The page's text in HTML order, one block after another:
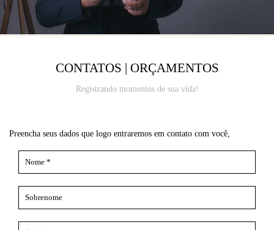
CONTATOS | ORÇAMENTOS
Registrando momentos de sua vida!
Preencha seus dados que logo entraremos em contato com você,